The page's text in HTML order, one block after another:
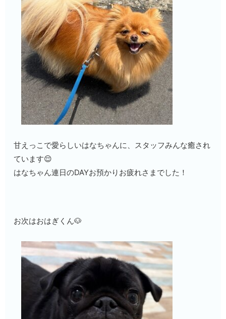
甘えっこで愛らしいはなちゃんに、スタッフみんな癒され
ています😌
はなちゃん連日のDAYお預かりお疲れさまでした！
お次はおはぎくん🐶